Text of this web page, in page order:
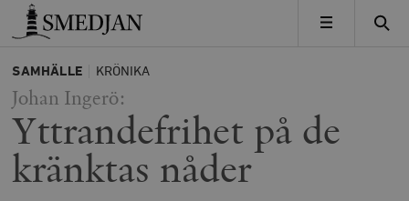
Timbro
MENY
SAMHÄLLE KRÖNIKA
Johan Ingerö:
Yttrandefrihet på de
kränktas nåder